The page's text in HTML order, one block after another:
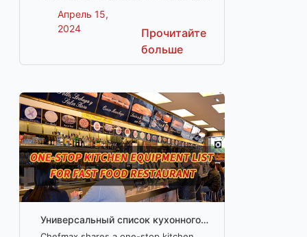
checklist for launching your very own
fried chicken restaurant.
Апрель 15,
2024
Прочитайте
больше
Универсальный список кухонного
оборудования для ресторана